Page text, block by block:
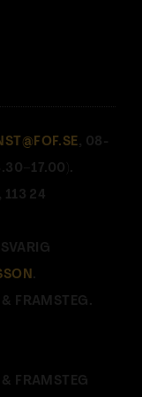
, 08-
, 113 24
.
FRAMSTEG.
FRAMSTEG